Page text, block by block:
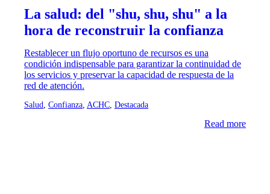
La salud: del "shu, shu, shu" a la
hora de reconstruir la confianza
Restablecer un flujo oportuno de recursos es una
condición indispensable para garantizar la continuidad de
los servicios y preservar la capacidad de respuesta de la
red de atención.
Salud Confianza ACHC Destacada
Read more